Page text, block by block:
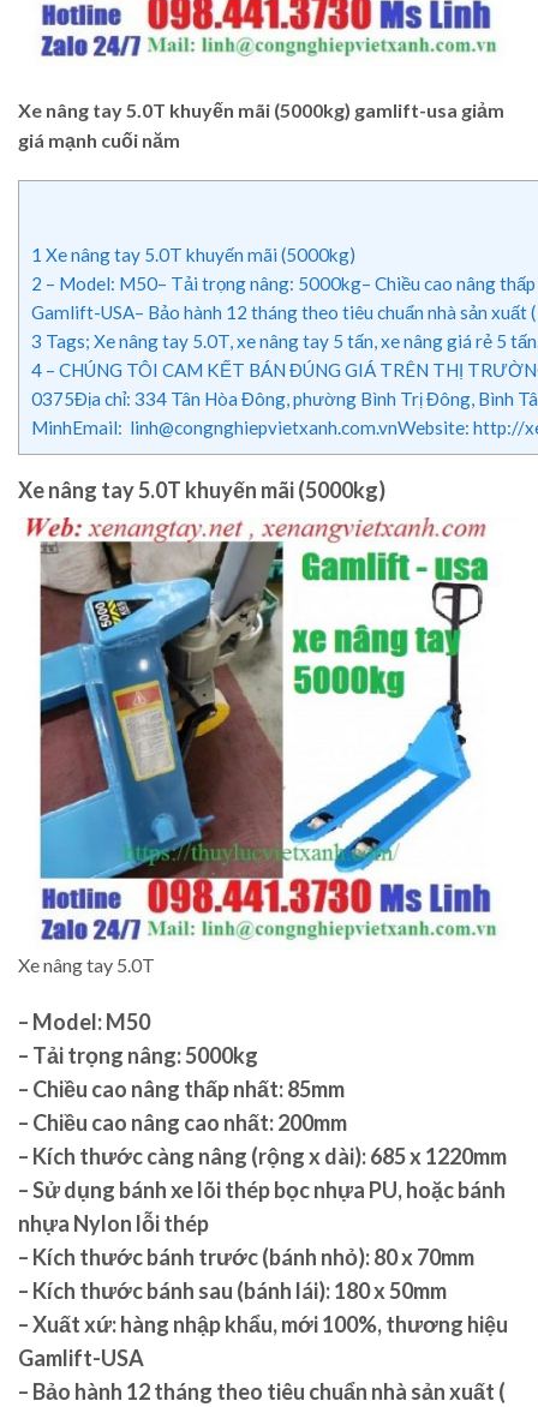
Xe nâng tay 5.0T khuyến mãi (5000kg) gamlift-usa giảm
giá mạnh cuối năm
1 Xe nâng tay 5.0T khuyến mãi (5000kg)
2 – Model: M50– Tải trọng nâng: 5000kg– Chiều cao nâng
Gamlift-USA– Bảo hành 12 tháng theo tiêu chuẩn nhà sản
3 Tags; Xe nâng tay 5.0T, xe nâng tay 5 tấn, xe nâng giá rẻ 5
4 – CHÚNG TÔI CAM KẾT BÁN ĐÚNG GIÁ TRÊN THỊ
0375Địa chỉ: 334 Tân Hòa Đông, phường Bình Trị Đông, Bình
MinhEmail: linh@congnghiepvietxanh.com.vnWebsite:
Xe nâng tay 5.0T khuyến mãi (5000kg)
Xe nâng tay 5.0T
– Model: M50
– Tải trọng nâng: 5000kg
– Chiều cao nâng thấp nhất: 85mm
– Chiều cao nâng cao nhất: 200mm
– Kích thước càng nâng (rộng x dài): 685 x 1220mm
– Sử dụng bánh xe lõi thép bọc nhựa PU, hoặc bánh
nhựa Nylon lỗi thép
– Kích thước bánh trước (bánh nhỏ): 80 x 70mm
– Kích thước bánh sau (bánh lái): 180 x 50mm
– Xuất xứ: hàng nhập khẩu, mới 100%, thương hiệu
Gamlift-USA
– Bảo hành 12 tháng theo tiêu chuẩn nhà sản xuất (